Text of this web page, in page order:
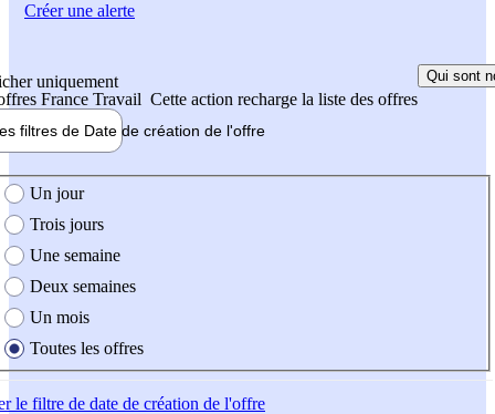
uniquement
France Travail Cette action recharge la liste des offres
Qui sont
filtres de Date de création de l'offre
création de l'offre
Un jour
Trois jours
Une semaine
Deux semaines
Un mois
Toutes les offres
le filtre de date de création de l'offre
Créer une alerte